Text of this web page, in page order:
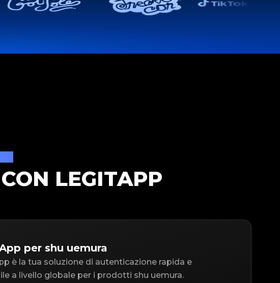
LEGITAPP
per shu uemura
è la tua soluzione di autenticazione rapida e
a livello globale per i prodotti shu uemura.